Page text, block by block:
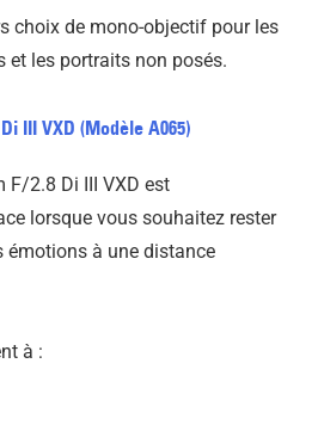
choix de mono-objectif pour les
et les portraits non posés.
III VXD (Modèle A065)
F/2.8 Di III VXD est
lorsque vous souhaitez rester
émotions à une distance
à :